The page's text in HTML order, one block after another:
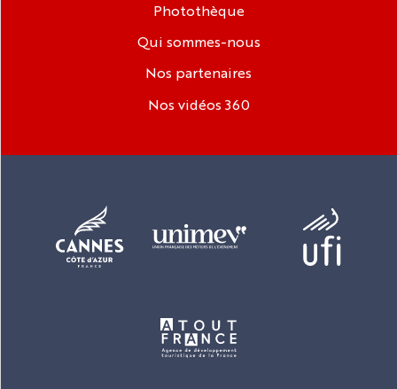
Photothèque
Qui sommes-nous
Nos partenaires
Nos vidéos 360